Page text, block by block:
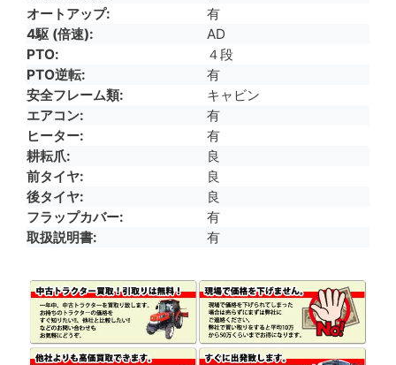
オートアップ
有
4駆 (倍速)
AD
PTO
４段
PTO逆転
有
安全フレーム類
キャビン
エアコン
有
ヒーター
有
耕耘爪
良
前タイヤ
良
後タイヤ
良
フラップカバー
有
取扱説明書
有